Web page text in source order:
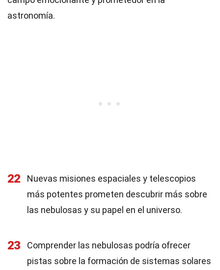
astronomía.
22
Nuevas misiones espaciales y telescopios
más potentes prometen descubrir más sobre
las nebulosas y su papel en el universo.
23
Comprender las nebulosas podría ofrecer
pistas sobre la formación de sistemas solares